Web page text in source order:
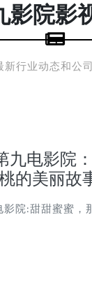
影院影
新行业动态和公
九电影院
的美丽故
院:甜甜蜜蜜，